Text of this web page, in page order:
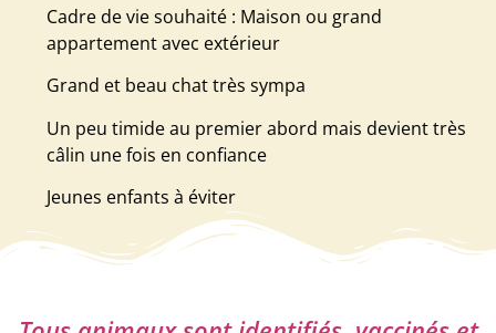
Cadre de vie souhaité : Maison ou grand
appartement avec extérieur
Grand et beau chat très sympa
Un peu timide au premier abord mais devient très
câlin une fois en confiance
Jeunes enfants à éviter